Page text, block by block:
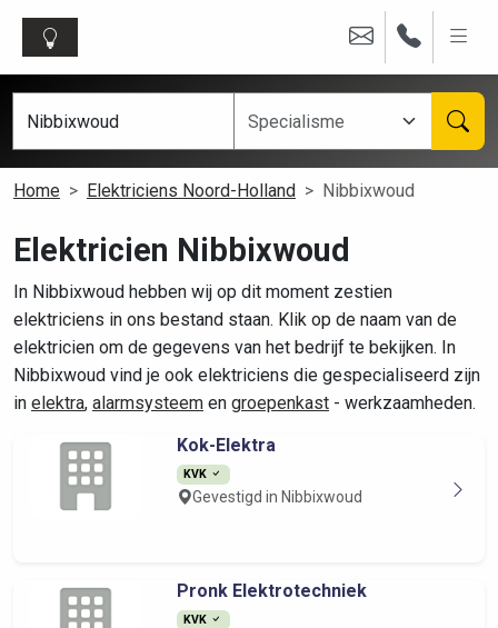
Home Elektriciens Noord-Holland Nibbixwoud
Elektricien Nibbixwoud
In Nibbixwoud hebben wij op dit moment zestien
elektriciens in ons bestand staan. Klik op de naam van de
elektricien om de gegevens van het bedrijf te bekijken. In
Nibbixwoud vind je ook elektriciens die gespecialiseerd zijn
in elektra, alarmsysteem en groepenkast - werkzaamheden.
Kok-Elektra
KVK
Gevestigd in Nibbixwoud
Pronk Elektrotechniek
KVK